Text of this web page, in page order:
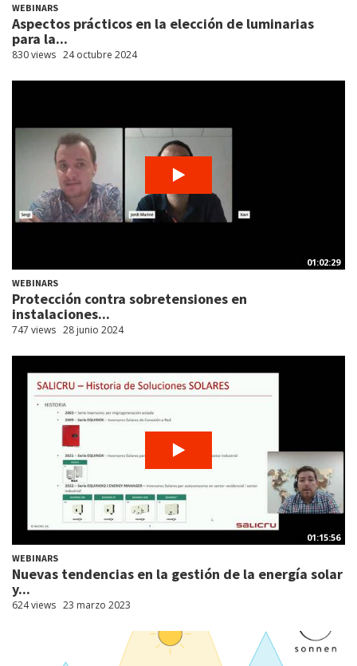
WEBINARS
Aspectos prácticos en la elección de luminarias
para la...
830 views 24 octubre 2024
01:02:29
WEBINARS
Protección contra sobretensiones en
instalaciones...
747 views 28 junio 2024
01:15:56
WEBINARS
Nuevas tendencias en la gestión de la energía solar
y...
624 views 23 marzo 2023